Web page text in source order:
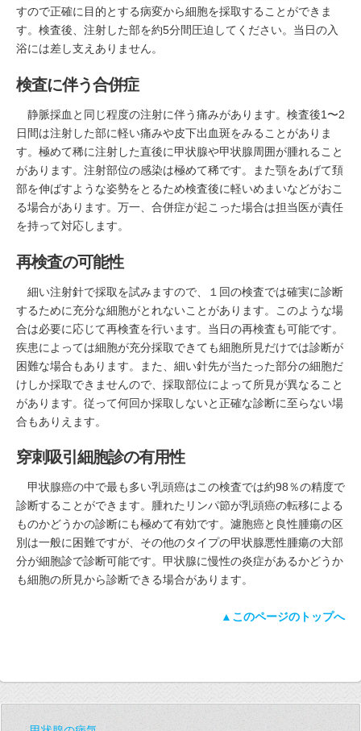
すので正確に目的とする病変から細胞を採取することができま
す。検査後、注射した部を約5分間圧迫してください。当日の入
浴には差し支えありません。
検査に伴う合併症
静脈採血と同じ程度の注射に伴う痛みがあります。検査後1〜2
日間は注射した部に軽い痛みや皮下出血斑をみることがありま
す。極めて稀に注射した直後に甲状腺や甲状腺周囲が腫れること
があります。注射部位の感染は極めて稀です。また顎をあげて頚
部を伸ばすような姿勢をとるため検査後に軽いめまいなどがおこ
る場合があります。万一、合併症が起こった場合は担当医が責任
を持って対応します。
再検査の可能性
細い注射針で採取を試みますので、１回の検査では確実に診断
するために充分な細胞がとれないことがあります。このような場
合は必要に応じて再検査を行います。当日の再検査も可能です。
疾患によっては細胞が充分採取できても細胞所見だけでは診断が
困難な場合もあります。また、細い針先が当たった部分の細胞だ
けしか採取できませんので、採取部位によって所見が異なること
があります。従って何回か採取しないと正確な診断に至らない場
合もありえます。
穿刺吸引細胞診の有用性
甲状腺癌の中で最も多い乳頭癌はこの検査では約98％の精度で
診断することができます。腫れたリンパ節が乳頭癌の転移による
ものかどうかの診断にも極めて有効です。濾胞癌と良性腫瘍の区
別は一般に困難ですが、その他のタイプの甲状腺悪性腫瘍の大部
分が細胞診で診断可能です。甲状腺に慢性の炎症があるかどうか
も細胞の所見から診断できる場合があります。
▲このページのトップへ